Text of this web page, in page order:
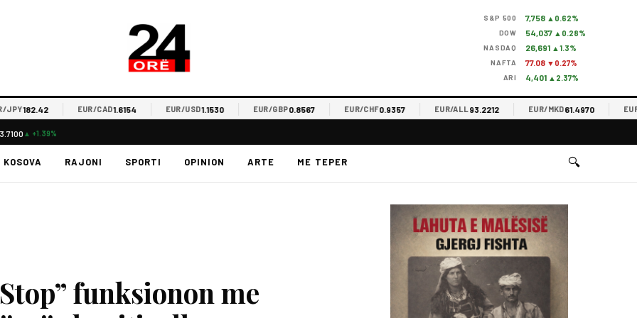
S&P 500 7,758 ▲0.62%
DOW 54,037 ▲0.28%
NASDAQ 26,691 ▲1.3%
NAFTA 77.08 ▼0.27%
ARI 4,401 ▲2.37%
182.42 EUR/CAD1.6154 EUR/USD1.1530 EUR/GBP0.8567 EUR/CHF0.9357 EUR/ALL93.2212 EUR/MKD61.4970 EUR/
▲ +1.39%
KOSOVA RAJONI SPORTI OPINION ARTE ME TEPER 🔍
funksionon me